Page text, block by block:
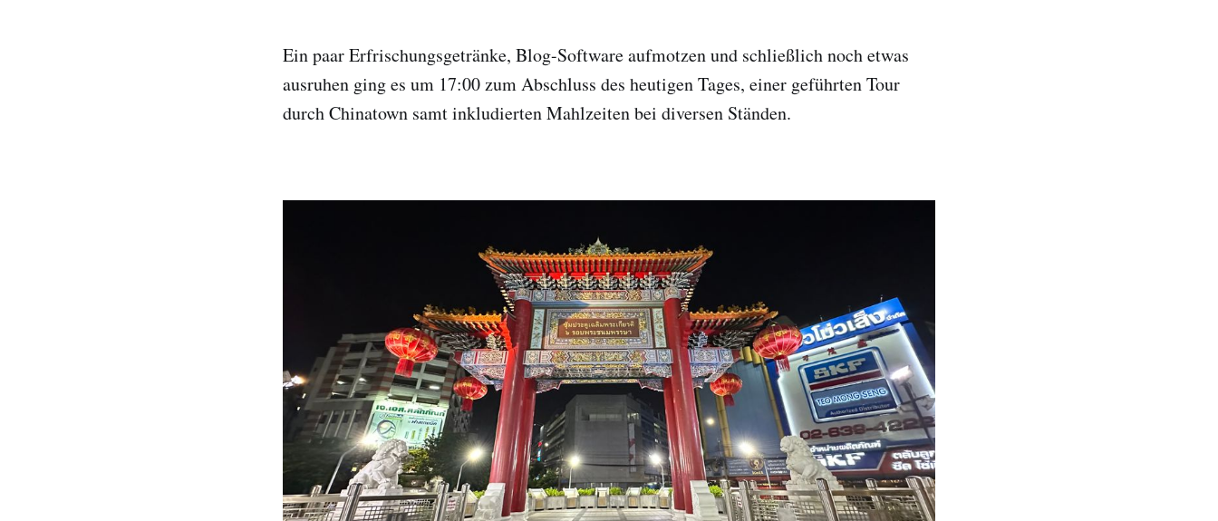
Ein paar Erfrischungsgetränke, Blog-Software aufmotzen und schließlich noch etwas
ausruhen ging es um 17:00 zum Abschluss des heutigen Tages, einer geführten Tour
durch Chinatown samt inkludierten Mahlzeiten bei diversen Ständen.